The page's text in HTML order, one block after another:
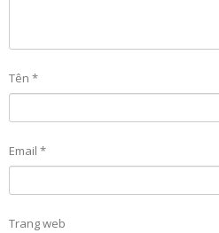
Tên *
Email *
Trang web